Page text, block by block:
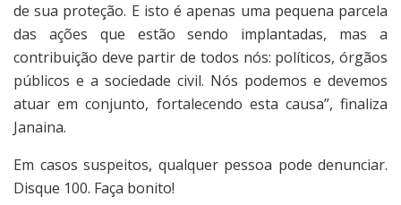
de sua proteção. E isto é apenas uma pequena parcela
das ações que estão sendo implantadas, mas a
contribuição deve partir de todos nós: políticos, órgãos
públicos e a sociedade civil. Nós podemos e devemos
atuar em conjunto, fortalecendo esta causa”, finaliza
Janaina.
Em casos suspeitos, qualquer pessoa pode denunciar.
Disque 100. Faça bonito!